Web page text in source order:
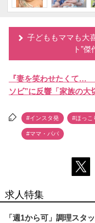
子どももママも大
ト”
『妻を笑わせたくて…
ソビ”に反響「家族の大
#インスタ発 #ほっこ
#ママ・パパ
求人特集
「週1から可」調理スタ